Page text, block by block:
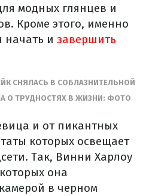
модных глянцев и
Кроме этого, именно
и завершить
СНЯЛАСЬ В СОБЛАЗНИТЕЛЬНОЙ
О ТРУДНОСТЯХ В ЖИЗНИ: ФОТО
и от пикантных
которых освещает
Так, Винни Харлоу
она
в черном